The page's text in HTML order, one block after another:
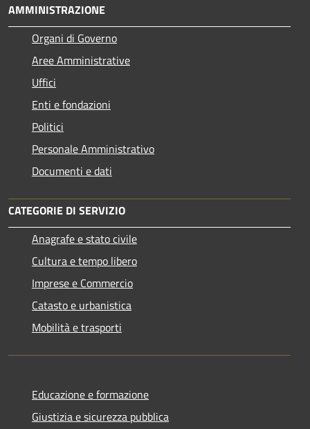
AMMINISTRAZIONE
Organi di Governo
Aree Amministrative
Uffici
Enti e fondazioni
Politici
Personale Amministrativo
Documenti e dati
CATEGORIE DI SERVIZIO
Anagrafe e stato civile
Cultura e tempo libero
Imprese e Commercio
Catasto e urbanistica
Mobilità e trasporti
Educazione e formazione
Giustizia e sicurezza pubblica